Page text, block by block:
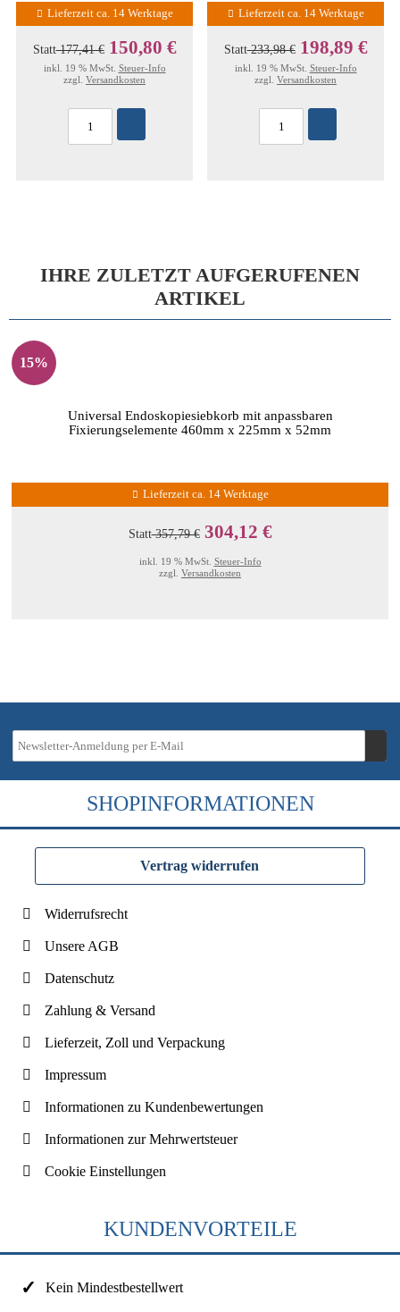
Lieferzeit ca. 14 Werktage
Statt177,41 € 150,80 €
inkl. 19 % MwSt. Steuer-Info
zzgl. Versandkosten
Lieferzeit ca. 14 Werktage
Statt233,98 € 198,89 €
inkl. 19 % MwSt. Steuer-Info
zzgl. Versandkosten
IHRE ZULETZT AUFGERUFENEN
ARTIKEL
15%
Universal Endoskopiesiebkorb mit anpassbaren
Fixierungselemente 460mm x 225mm x 52mm
Lieferzeit ca. 14 Werktage
Statt357,79 € 304,12 €
inkl. 19 % MwSt. Steuer-Info
zzgl. Versandkosten
SHOPINFORMATIONEN
Vertrag widerrufen
Widerrufsrecht
Unsere AGB
Datenschutz
Zahlung & Versand
Lieferzeit, Zoll und Verpackung
Impressum
Informationen zu Kundenbewertungen
Informationen zur Mehrwertsteuer
Cookie Einstellungen
KUNDENVORTEILE
Kein Mindestbestellwert